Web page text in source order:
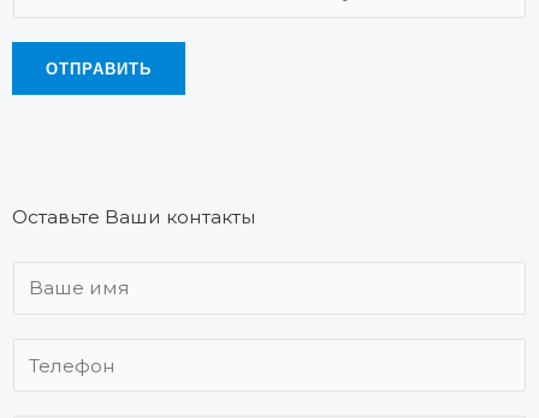
ОТПРАВИТЬ
Оставьте Ваши контакты